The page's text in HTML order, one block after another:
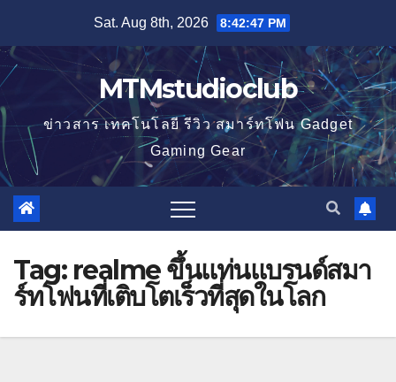
content
Sat. Aug 8th, 2026 8:42:48 PM
MTMstudioclub
ข่าวสาร เทคโนโลยี รีวิว สมาร์ทโฟน Gadget
Gaming Gear
Tag: realme ขึ้นแท่นแบรนด์สมา
ร์ทโฟนที่เติบโตเร็วที่สุดในโลก